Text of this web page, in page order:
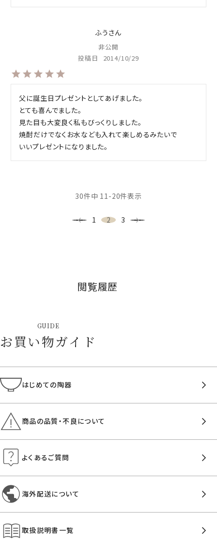
ふう
非公開
投稿日
2014/10/29
父に誕生日プレゼントとしてあげました。
とても喜んでました。
見た目も大変良く私もびっくりしました。
焼酎だけでなくお水なども入れて楽しめるみたいで
いいプレゼントになりました。
30件中 11-20件表示
1 2 3
閲覧履歴
GUIDE
お買い物ガイド
はじめての陶器
商品の品質・不良について
よくあるご質問
海外配送について
取扱説明書一覧